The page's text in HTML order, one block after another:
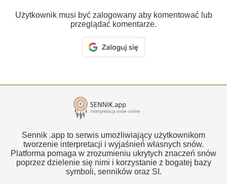
Użytkownik musi być zalogowany aby komentować lub
przeglądać komentarze.
Sennik .app to serwis umożliwiający użytkownikom
tworzenie interpretacji i wyjaśnień własnych snów.
Platforma pomaga w zrozumieniu ukrytych znaczeń snów
poprzez dzielenie się nimi i korzystanie z bogatej bazy
symboli, senników oraz SI.